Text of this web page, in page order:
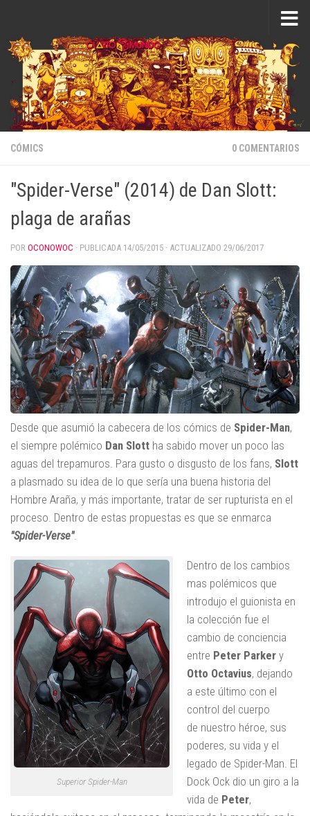
CÓMICS 0 COMENTARIOS
"Spider-Verse" (2014) de Dan Slott:
plaga de arañas
POR OCONOWOC · PUBLICADA 14/05/2015 · ACTUALIZADO 29/06/2017
Desde que asumió la cabecera de los cómics de Spider-Man,
el siempre polémico Dan Slott ha sabido mover un poco las
aguas del trepamuros. Para gusto o disgusto de los fans, Slott
a plasmado su idea de lo que sería una buena historia del
Hombre Araña, y más importante, tratar de ser rupturista en el
proceso. Dentro de estas propuestas es que se enmarca
"Spider-Verse".
Superior Spider-Man
Dentro de los cambios
mas polémicos que
introdujo el guionista en
la colección fue el
cambio de conciencia
entre Peter Parker y
Otto Octavius, dejando
a este último con el
control del cuerpo
de nuestro héroe, sus
poderes, su vida y el
legado de Spider-Man. El
Dock Ock dio un giro a la
vida de Peter,